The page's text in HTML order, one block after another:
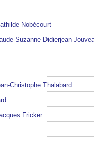
Nobécourt
Suzanne Didierjean-
Christophe Thalabard
Fricker